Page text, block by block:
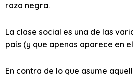
raza negra.
La clase social es una de las
país (y que apenas aparece en
En contra de lo que asume